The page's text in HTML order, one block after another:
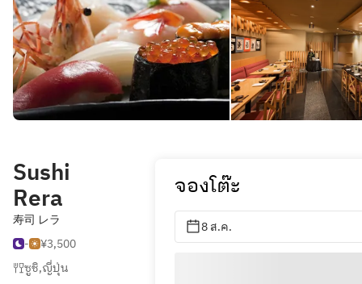
Sushi
Rera
寿司 レラ
-
¥3,500
ซูชิ,ญี่ปุ่น
จองโต๊ะ
8 ส.ค.